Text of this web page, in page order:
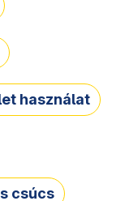
használat
csúcs